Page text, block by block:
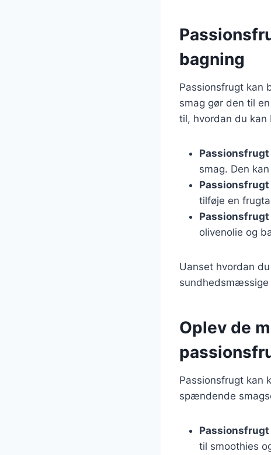
bagning
Passionsfrugt kan
smag gør den til
til, hvordan du kan
smag. Den
tilføje en
olivenolie og
Uanset hvordan
Oplev de
Passionsfrugt kan
spændende
Passionsfrugt
til smoothies